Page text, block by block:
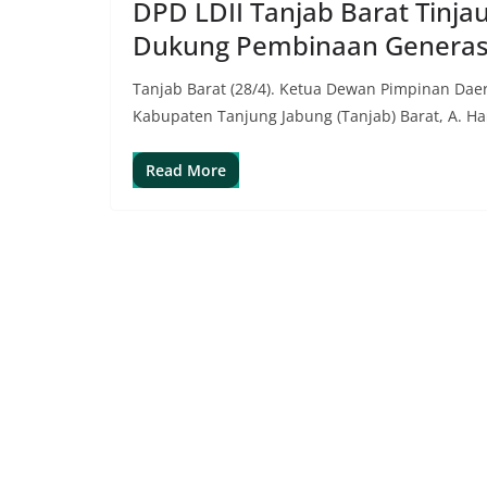
DPD LDII Tanjab Barat
Dukung Pembinaan
Tanjab Barat (28/4). Ketua Dewan Pimpinan
Kabupaten Tanjung Jabung (Tanjab) Barat, A.
Read More